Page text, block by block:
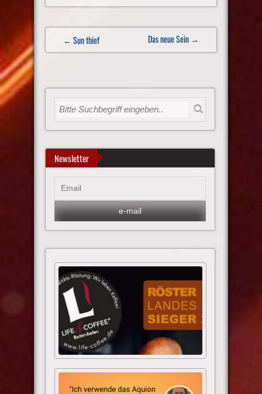
Post
navigation
← Sun thief Das neue Sein →
Newsletter